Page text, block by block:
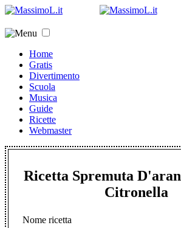
Home
Gratis
Divertimento
Scuola
Musica
Guide
Ricette
Webmaster
Ricetta Spremuta
Citronella
Nome ricetta